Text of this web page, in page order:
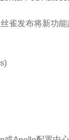
雀发布将新功